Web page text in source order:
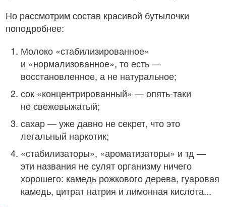
Но рассмотрим состав красивой бутылочки
поподробнее:
Молоко «стабилизированное»
и «нормализованное», то есть —
восстановленное, а не натуральное;
сок «концентрированный» — опять-таки
не свежевыжатый;
сахар — уже давно не секрет, что это
легальный наркотик;
«стабилизаторы», «ароматизаторы» и тд —
эти названия не сулят организму ничего
хорошего: камедь рожкового дерева, гуаровая
камедь, цитрат натрия и лимонная кислота...